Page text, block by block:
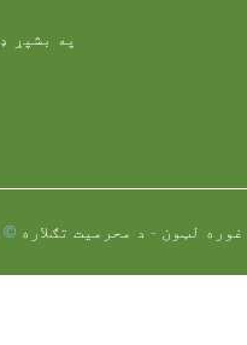
غوره لټون - د محرمیت تګلاره